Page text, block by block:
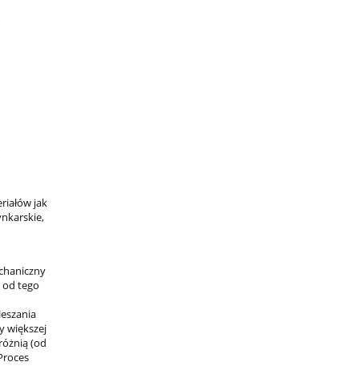
jak
od tego
większej
(od